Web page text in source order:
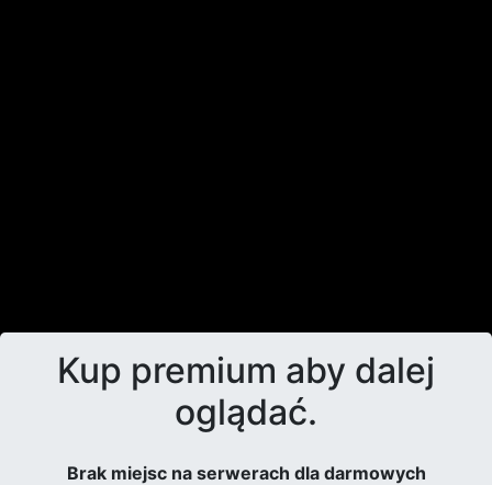
Kup premium aby dalej
oglądać.
Brak miejsc na serwerach dla darmowych